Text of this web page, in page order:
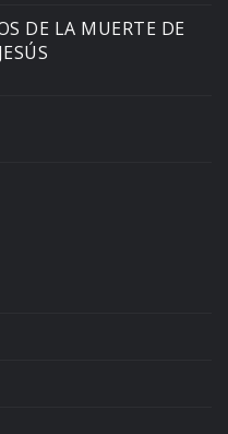
DE LA MUERTE DE